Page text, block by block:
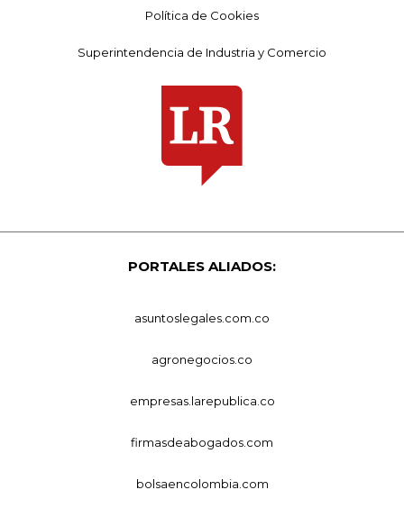
Política de Cookies
Superintendencia de Industria y Comercio
PORTALES ALIADOS:
asuntoslegales.com.co
agronegocios.co
empresas.larepublica.co
firmasdeabogados.com
bolsaencolombia.com